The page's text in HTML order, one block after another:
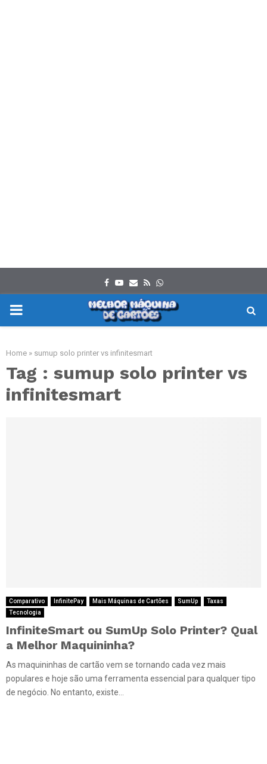
Facebook
Youtube
Email
RssWhatsapp
PRIMARY
Home » sumup solo printer vs infinitesmart
Tag : sumup solo printer vs
infinitesmart
Comparativo InfinitePay Mais Máquinas de Cartões SumUp
Taxas
Tecnologia
InfiniteSmart ou SumUp Solo Printer? Qual
a Melhor Maquininha?
As maquininhas de cartão vem se tornando cada vez mais
populares e hoje são uma ferramenta essencial para qualquer tipo
de negócio. No entanto, existe...